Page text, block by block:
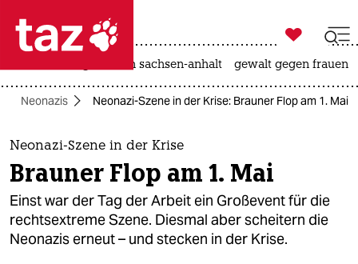
 taz zahl ich
taz zahl ich
themen
politik
öko

taz zahl ich
landtagswahl in sachsen-anhalt gewalt gegen frauen
Neonazis Neonazi-Szene in der Krise: Brauner Flop am 1. Mai
Neonazi-Szene in der Krise
Brauner Flop am 1. Mai
Einst war der Tag der Arbeit ein Großevent für die
rechtsextreme Szene. Diesmal aber scheitern die
Neonazis erneut – und stecken in der Krise.